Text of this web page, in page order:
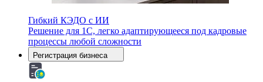
Гибкий КЭДО с ИИ
Решение для 1С, легко адаптирующееся под кадровые
процессы любой сложности
Регистрация бизнеса